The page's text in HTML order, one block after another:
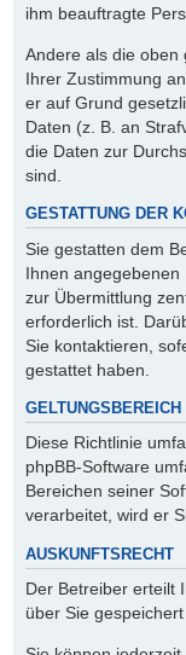
ihm beauftragte
Andere als die oben
Ihrer Zustimmung
er auf Grund
Daten (z. B. an
die Daten zur
sind.
GESTATTUNG DER
Sie gestatten dem
Ihnen
zur Übermittlung
erforderlich ist.
Sie kontaktieren,
gestattet haben.
Diese Richtlinie
phpBB-Software
Bereichen seiner
verarbeitet, wird er
AUSKUNFTSRECHT
Der Betreiber erteilt
über Sie gespeichert